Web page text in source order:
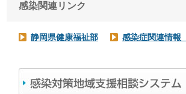
感染関連リンク
静岡県健康福祉部 感染症関連情報